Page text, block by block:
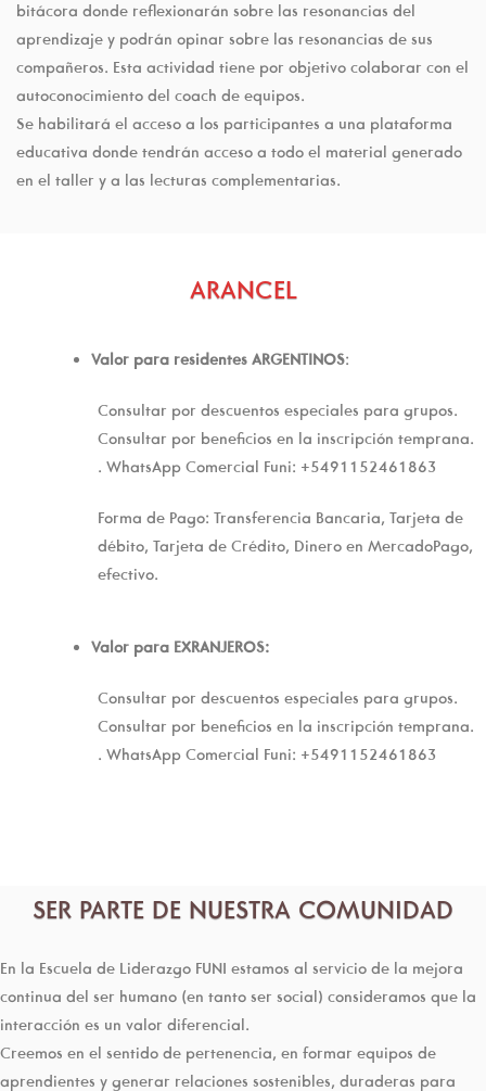
bitácora donde reflexionarán sobre las resonancias del
aprendizaje y podrán opinar sobre las resonancias de sus
compañeros. Esta actividad tiene por objetivo colaborar con el
autoconocimiento del coach de equipos.
Se habilitará el acceso a los participantes a una plataforma
educativa donde tendrán acceso a todo el material generado
en el taller y a las lecturas complementarias.
ARANCEL
Valor para residentes ARGENTINOS:
Consultar por descuentos especiales para grupos.
Consultar por beneficios en la inscripción temprana.
. WhatsApp Comercial Funi: +5491152461863
Forma de Pago: Transferencia Bancaria, Tarjeta de
débito, Tarjeta de Crédito, Dinero en MercadoPago,
efectivo.
Valor para EXRANJEROS:
Consultar por descuentos especiales para grupos.
Consultar por beneficios en la inscripción temprana.
. WhatsApp Comercial Funi: +5491152461863
SER PARTE DE NUESTRA COMUNIDAD
En la Escuela de Liderazgo FUNI estamos al servicio de la mejora
continua del ser humano (en tanto ser social) consideramos que la
interacción es un valor diferencial.
Creemos en el sentido de pertenencia, en formar equipos de
aprendientes y generar relaciones sostenibles, duraderas para